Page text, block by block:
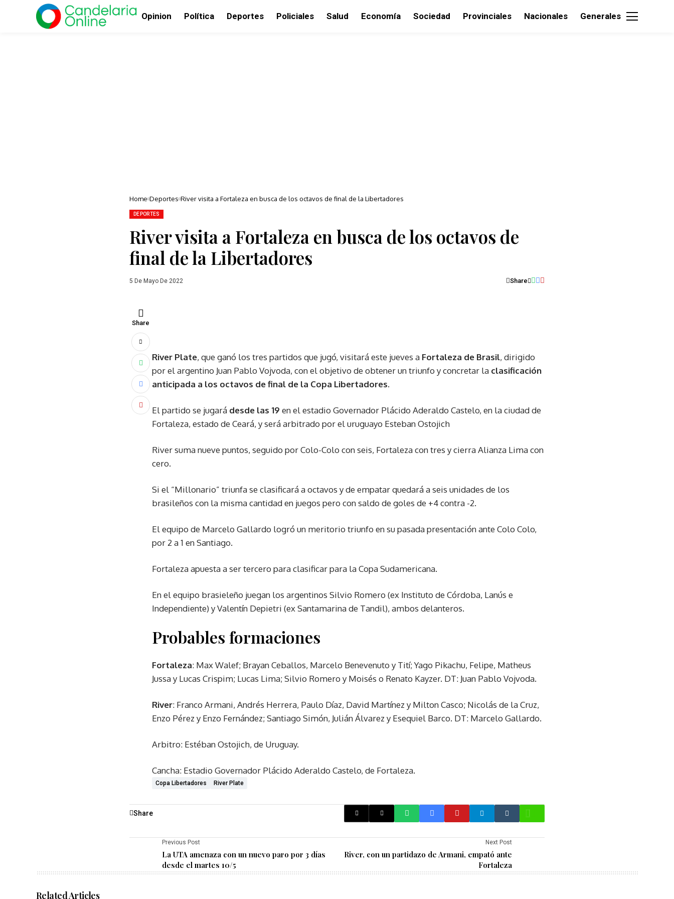
Opinion Política Deportes Policiales Salud Economía Sociedad Provinciales Nacionales Generales
Home Deportes River visita a Fortaleza en busca de los octavos de final de la Libertadores
DEPORTES
River visita a Fortaleza en busca de los octavos de
final de la Libertadores
5 De Mayo De 2022 Share
Share
River Plate, que ganó los tres partidos que jugó, visitará este jueves a Fortaleza de Brasil, dirigido
por el argentino Juan Pablo Vojvoda, con el objetivo de obtener un triunfo y concretar la clasificación
anticipada a los octavos de final de la Copa Libertadores.
El partido se jugará desde las 19 en el estadio Governador Plácido Aderaldo Castelo, en la ciudad de
Fortaleza, estado de Ceará, y será arbitrado por el uruguayo Esteban Ostojich
River suma nueve puntos, seguido por Colo-Colo con seis, Fortaleza con tres y cierra Alianza Lima con
cero.
Si el “Millonario” triunfa se clasificará a octavos y de empatar quedará a seis unidades de los
brasileños con la misma cantidad en juegos pero con saldo de goles de +4 contra -2.
El equipo de Marcelo Gallardo logró un meritorio triunfo en su pasada presentación ante Colo Colo,
por 2 a 1 en Santiago.
Fortaleza apuesta a ser tercero para clasificar para la Copa Sudamericana.
En el equipo brasieleño juegan los argentinos Silvio Romero (ex Instituto de Córdoba, Lanús e
Independiente) y Valentín Depietri (ex Santamarina de Tandil), ambos delanteros.
Probables formaciones
Fortaleza: Max Walef; Brayan Ceballos, Marcelo Benevenuto y Tití; Yago Pikachu, Felipe, Matheus
Jussa y Lucas Crispim; Lucas Lima; Silvio Romero y Moisés o Renato Kayzer. DT: Juan Pablo Vojvoda.
River: Franco Armani, Andrés Herrera, Paulo Díaz, David Martínez y Milton Casco; Nicolás de la Cruz,
Enzo Pérez y Enzo Fernández; Santiago Simón, Julián Álvarez y Esequiel Barco. DT: Marcelo Gallardo.
Arbitro: Estéban Ostojich, de Uruguay.
Cancha: Estadio Governador Plácido Aderaldo Castelo, de Fortaleza.
Copa Libertadores River Plate
Share
Previous Post
La UTA amenaza con un nuevo paro por 3 días
desde el martes 10/5
Next Post
River, con un partidazo de Armani, empató ante
Fortaleza
Related Articles